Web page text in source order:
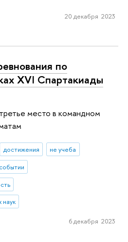
20 декабря 2023
по
XVI Спартакиады
место в командном
достижения
не учеба
наук
6 декабря 2023